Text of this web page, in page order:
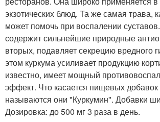
экзотических блюд. Та же самая трава,
может помочь при воспалении
содержит сильнейшие природные
вторых, подавляет секрецию вредного
этом куркума усиливает продукцию
известно, имеет мощный
эффект. Что касается пищевых добавок
называются они "Куркумин". Добавки
Дозировка: до 500 мг 3 раза в день.